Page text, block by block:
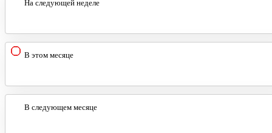
На следующей неделе
В этом месяце
В следующем месяце